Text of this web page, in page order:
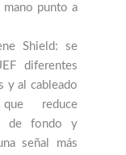
mano punto a
Shield: se
diferentes
y al cableado
reduce
de fondo y
señal más